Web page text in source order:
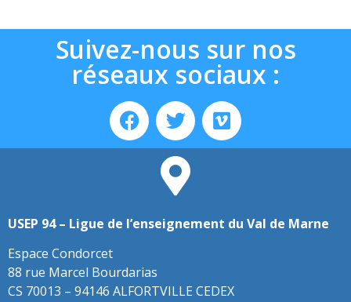
Suivez-nous sur nos
réseaux sociaux :
USEP 94 – Ligue de l’enseignement du Val de Marne
Espace Condorcet
88 rue Marcel Bourdarias
CS 70013 – 94146 ALFORTVILLE CEDEX